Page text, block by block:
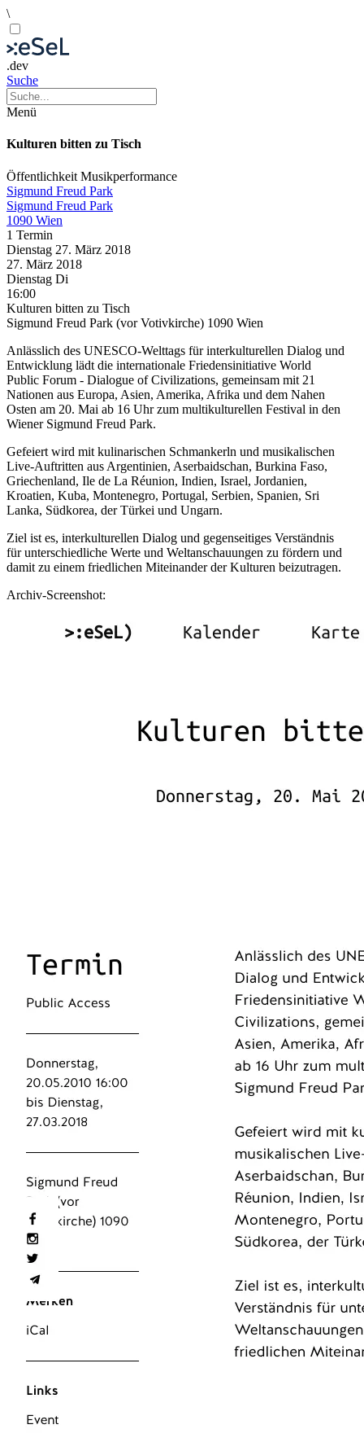
\
.dev
Suche
Menü
Kulturen bitten zu Tisch
Öffentlichkeit Musikperformance
Sigmund Freud Park
Sigmund Freud Park
1090 Wien
1 Termin
Dienstag 27. März 2018
27. März 2018
Dienstag Di
16:00
Kulturen bitten zu Tisch
Sigmund Freud Park (vor Votivkirche) 1090 Wien
Anlässlich des UNESCO-Welttags für interkulturellen Dialog und
Entwicklung lädt die internationale Friedensinitiative World
Public Forum - Dialogue of Civilizations, gemeinsam mit 21
Nationen aus Europa, Asien, Amerika, Afrika und dem Nahen
Osten am 20. Mai ab 16 Uhr zum multikulturellen Festival in den
Wiener Sigmund Freud Park.
Gefeiert wird mit kulinarischen Schmankerln und musikalischen
Live-Auftritten aus Argentinien, Aserbaidschan, Burkina Faso,
Griechenland, Ile de La Réunion, Indien, Israel, Jordanien,
Kroatien, Kuba, Montenegro, Portugal, Serbien, Spanien, Sri
Lanka, Südkorea, der Türkei und Ungarn.
Ziel ist es, interkulturellen Dialog und gegenseitiges Verständnis
für unterschiedliche Werte und Weltanschauungen zu fördern und
damit zu einem friedlichen Miteinander der Kulturen beizutragen.
Archiv-Screenshot: